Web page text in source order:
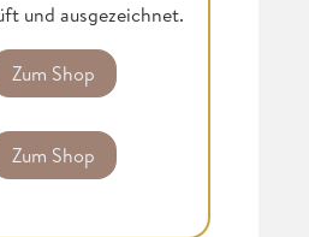
und ausgezeichnet.
Zum Shop
Zum Shop